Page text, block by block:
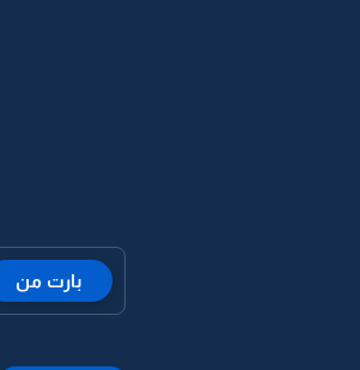
بارت من